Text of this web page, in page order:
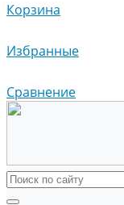
Корзина
Избранные
Сравнение